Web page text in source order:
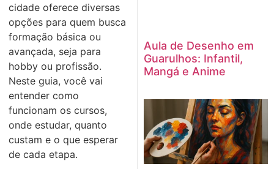
cidade oferece diversas
opções para quem busca
formação básica ou
avançada, seja para
hobby ou profissão.
Neste guia, você vai
entender como
funcionam os cursos,
onde estudar, quanto
custam e o que esperar
de cada etapa.
Aula de Desenho em
Guarulhos: Infantil,
Mangá e Anime